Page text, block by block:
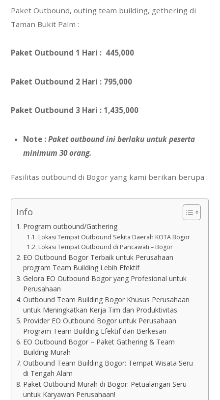
Paket Outbound, outing team building, gethering di
Taman Bukit Palm :
Paket Outbound 1 Hari : 445,000
Paket Outbound 2 Hari : 795,000
Paket Outbound 3 Hari : 1,435,000
Note : Paket outbound ini berlaku untuk peserta
minimum 30 orang.
Fasilitas outbound di Bogor yang kami berikan berupa :
Info
Program outbound/Gathering
Lokasi Tempat Outbound Sekita Daerah KOTA Bogor
Lokasi Tempat Outbound di Pancawati – Bogor
EO Outbound Bogor Terbaik untuk Perusahaan
program Team Building Lebih Efektif
Gelora EO Outbound Bogor yang Profesional untuk
Perusahaan
Outbound Team Building Bogor Khusus Perusahaan
untuk Meningkatkan Kerja Tim dan Produktivitas
Provider EO Outbound Bogor untuk Perusahaan
Program Team Building Efektif dan Berkesan
EO Outbound Bogor – Paket Gathering & Team
Building Murah
Outbound Team Building Bogor: Tempat Wisata Seru
di Tengah Alam
Paket Outbound Murah di Bogor: Petualangan Seru
untuk Karyawan Perusahaan!